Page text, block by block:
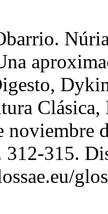
noviembre
315.